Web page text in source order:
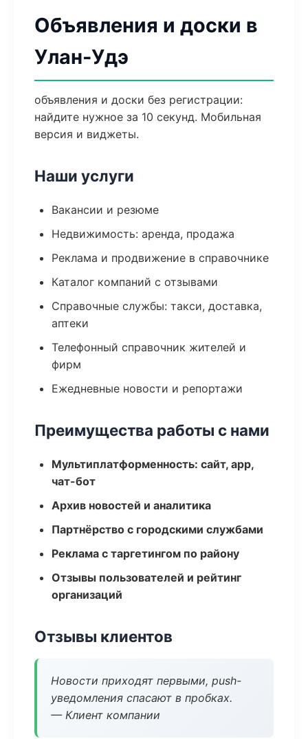
Объявления и доски в
Улан-Удэ
объявления и доски без регистрации:
найдите нужное за 10 секунд. Мобильная
версия и виджеты.
Наши услуги
Вакансии и резюме
Недвижимость: аренда, продажа
Реклама и продвижение в справочнике
Каталог компаний с отзывами
Справочные службы: такси, доставка,
аптеки
Телефонный справочник жителей и
фирм
Ежедневные новости и репортажи
Преимущества работы с нами
Мультиплатформенность: сайт, app,
чат-бот
Архив новостей и аналитика
Партнёрство с городскими службами
Реклама с таргетингом по району
Отзывы пользователей и рейтинг
организаций
Отзывы клиентов
Новости приходят первыми, push-
уведомления спасают в пробках.
— Клиент компании